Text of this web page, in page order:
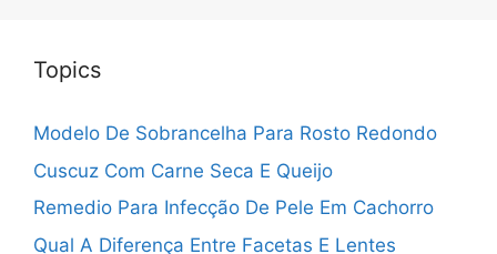
Topics
Modelo De Sobrancelha Para Rosto Redondo
Cuscuz Com Carne Seca E Queijo
Remedio Para Infecção De Pele Em Cachorro
Qual A Diferença Entre Facetas E Lentes